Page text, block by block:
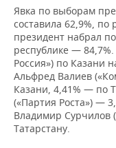
Явка по выборам
составила 62,9%,
президент набрал
республике —
Россия») по Казани
Альфред Валиев
Казани, 4,41% — по
(«Партия Роста») —
Владимир Сурчилов
Татарстану.